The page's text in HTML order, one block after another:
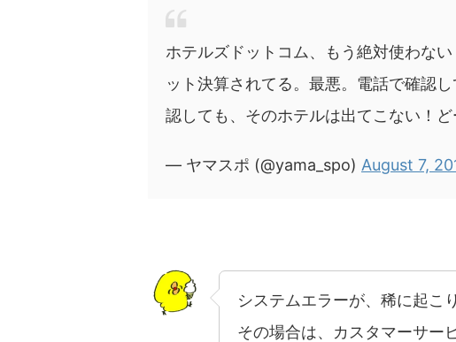
ホテルズドットコム、もう絶対使わな
ット決算されてる。最悪。電話で確認
認しても、そのホテルは出てこない！
— ヤマスポ (@yama_spo) August 7,
システムエラーが、稀に起こ
その場合は、カスタマーサー